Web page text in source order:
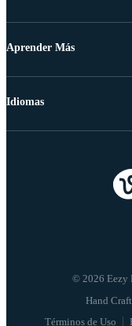
Aprender Más
© 2026 Eezy
Términos de Uso
Idiomas